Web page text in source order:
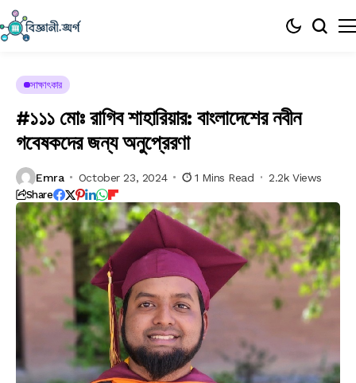
সাক্ষাৎকার
#১১১ মোঃ রাগিব শাহারিয়ার: বাংলাদেশের নবীন
গবেষকদের জন্য অনুপ্রেরণা
Emra October 23, 2024 1 Mins Read 2.2k Views
Share